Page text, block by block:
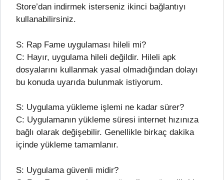
Store’dan indirmek isterseniz ikinci bağlantıyı
kullanabilirsiniz.
S: Rap Fame uygulaması hileli mi?
C: Hayır, uygulama hileli değildir. Hileli apk
dosyalarını kullanmak yasal olmadığından dolayı
bu konuda uyarıda bulunmak istiyorum.
S: Uygulama yükleme işlemi ne kadar sürer?
C: Uygulamanın yükleme süresi internet hızınıza
bağlı olarak değişebilir. Genellikle birkaç dakika
içinde yükleme tamamlanır.
S: Uygulama güvenli midir?